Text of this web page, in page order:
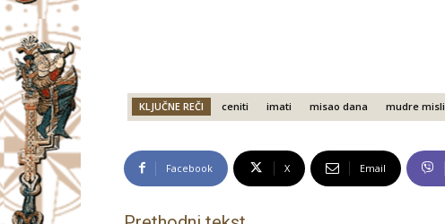
KLJUČNE REČI ceniti imati misao dana mudre misli
Facebook X Email